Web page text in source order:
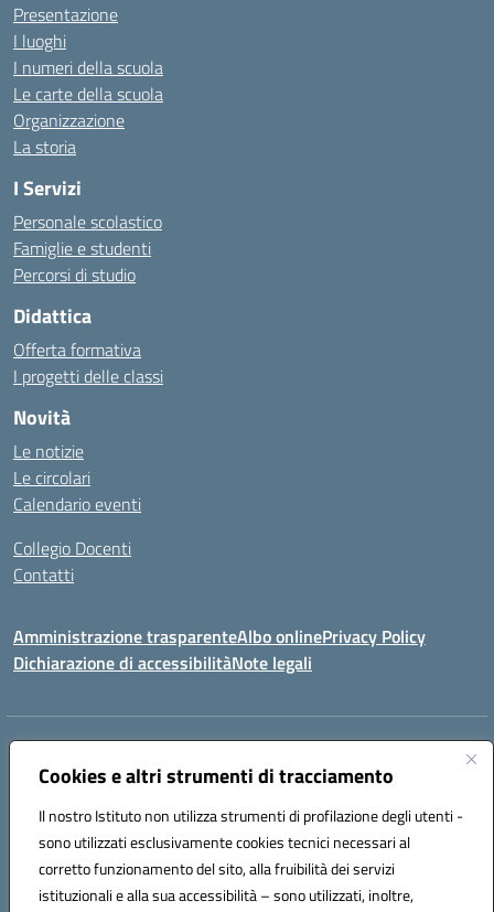
Cookies e altri strumenti di tracciamento
Il nostro Istituto non utilizza strumenti di profilazione degli utenti -
sono utilizzati esclusivamente cookies tecnici necessari al
corretto funzionamento del sito, alla fruibilità dei servizi
istituzionali e alla sua accessibilità – sono utilizzati, inoltre,
Presentazione
I luoghi
I numeri della scuola
Le carte della scuola
Organizzazione
La storia
I Servizi
Personale scolastico
Famiglie e studenti
Percorsi di studio
Didattica
Offerta formativa
I progetti delle classi
Novità
Le notizie
Le circolari
Calendario eventi
Collegio Docenti
Contatti
Amministrazione trasparenteAlbo onlinePrivacy Policy
Dichiarazione di accessibilitàNote legali
Indirizzo:
Centralino:+39 0836.341064 Email:leic81300l@istruzione.it
Codice fiscale: 92012610751
Codice meccanografico:
LEIC81300L
Codice unico di fatturazione (CUF): UF1W44